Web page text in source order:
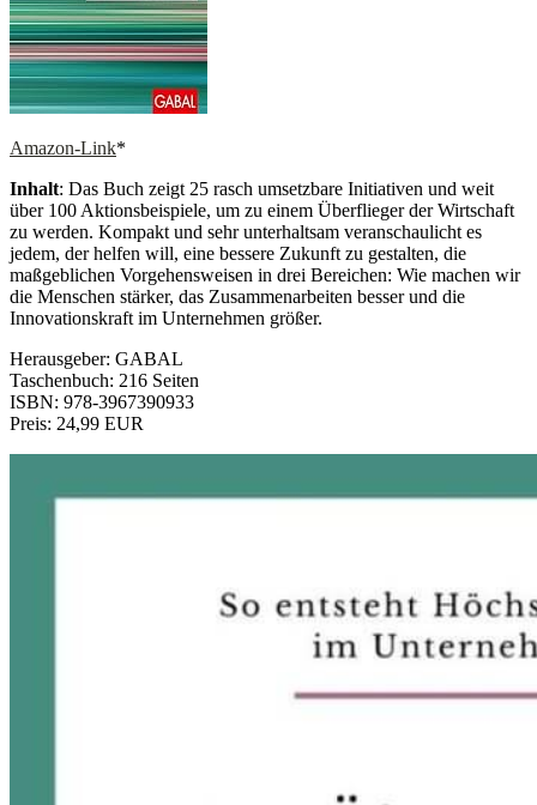
Amazon-Link*
Inhalt: Das Buch zeigt 25 rasch umsetzbare Initiativen und weit
über 100 Aktionsbeispiele, um zu einem Überflieger der Wirtschaft
zu werden. Kompakt und sehr unterhaltsam veranschaulicht es
jedem, der helfen will, eine bessere Zukunft zu gestalten, die
maßgeblichen Vorgehensweisen in drei Bereichen: Wie machen wir
die Menschen stärker, das Zusammenarbeiten besser und die
Innovationskraft im Unternehmen größer.
Herausgeber: GABAL
Taschenbuch: 216 Seiten
ISBN: 978-3967390933
Preis: 24,99 EUR